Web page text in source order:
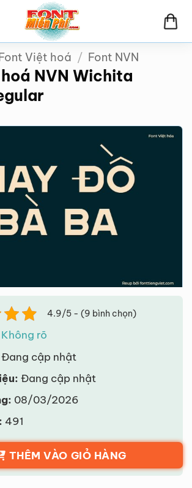
Việt hoá / Font NVN
NVN Wichita
4.9/5 - (9 bình chọn)
Không rõ
Đang cập nhật
Đang cập nhật
08/03/2026
491
THÊM VÀO GIỎ HÀNG